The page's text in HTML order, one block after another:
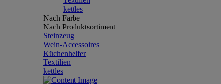
kettles
Nach Farbe
Nach Produktsortiment
Steinzeug
Wein-Accessoires
Küchenhelfer
Textilien
kettles